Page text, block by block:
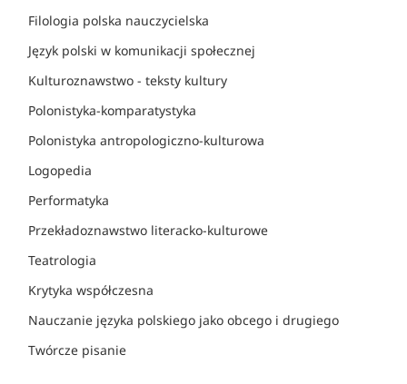
Filologia polska nauczycielska
Język polski w komunikacji społecznej
Kulturoznawstwo - teksty kultury
Polonistyka-komparatystyka
Polonistyka antropologiczno-kulturowa
Logopedia
Performatyka
Przekładoznawstwo literacko-kulturowe
Teatrologia
Krytyka współczesna
Nauczanie języka polskiego jako obcego i drugiego
Twórcze pisanie